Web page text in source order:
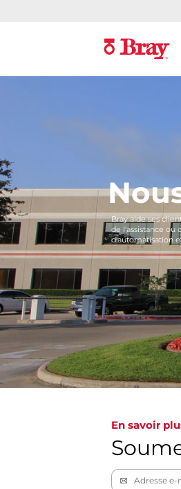
Bray aide ses
de l'assistance
d'automatisation
En savoir